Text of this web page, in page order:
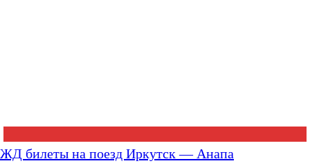
ЖД билеты на поезд Иркутск — Анапа